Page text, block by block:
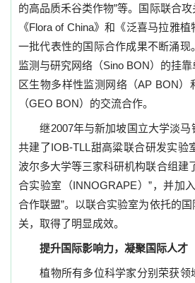
的高品质禾谷类作物”等。国际联合
《Flora of China》和《泛喜马拉雅植
一批代表性的国际合作成果不断涌现
监测与研究网络（Sino BON）的挂
区生物多样性监测网络（AP BON）
（GEO BON）的交流合作。
继2007年与新加坡国立大学淡
共建了IOB-TLL甜高粱联合研发实验
波尔多大学等三家科研机构联合组建
合实验室（INNOGRAPE）”，并加
合作联盟”。以联合实验室为依托的
关，取得了明显成效。
提升国际影响力，凝聚国际人才
植物所有多位科学家分别荣获领